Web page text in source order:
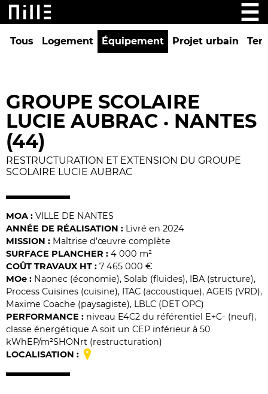
Tous Logement Équipement Projet urbain
GROUPE SCOLAIRE
LUCIE AUBRAC • NANTES
(44)
RESTRUCTURATION ET EXTENSION DU GROUPE
SCOLAIRE LUCIE AUBRAC
MOA : VILLE DE NANTES
ANNÉE DE RÉALISATION : Livré en 2024
MISSION : Maîtrise d’œuvre complète
SURFACE PLANCHER : 4 000 m²
COÛT TRAVAUX HT : 7 465 000 €
MOe : Naonec (économie), Solab (fluides), IBA (structure),
Process Cuisines (cuisine), ITAC (accoustique), AGEIS (VRD),
Maxime Coache (paysagiste), LBLC (DET OPC)
PERFORMANCE : niveau E4C2 du référentiel E+C- (neuf),
classe énergétique A soit un CEP inférieur à 50
kWhEP/m²SHONrt (restructuration)
LOCALISATION :